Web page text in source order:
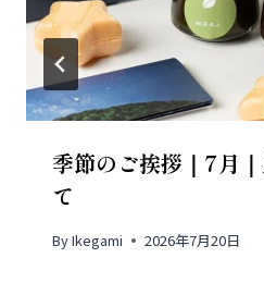
季節のご挨拶｜7月
て
ByIkegami 2026年7月20日